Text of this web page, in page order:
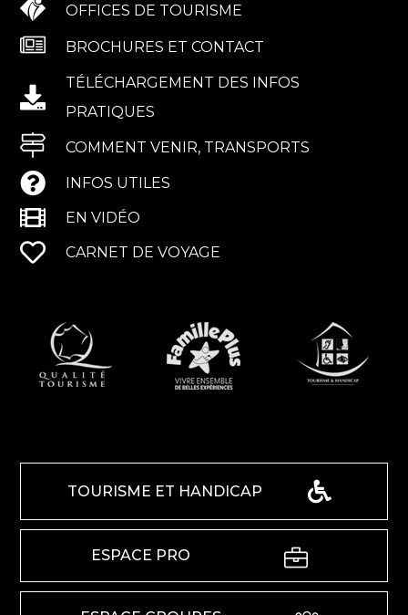
OFFICES DE TOURISME
BROCHURES ET CONTACT
TÉLÉCHARGEMENT DES INFOS
PRATIQUES
COMMENT VENIR, TRANSPORTS
INFOS UTILES
EN VIDÉO
CARNET DE VOYAGE
TOURISME ET HANDICAP
ESPACE PRO